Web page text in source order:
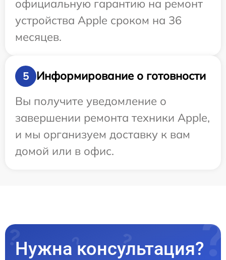
официальную гарантию на ремонт
устройства Apple сроком на 36
месяцев.
5
Информирование о готовности
Вы получите уведомление о
завершении ремонта техники Apple,
и мы организуем доставку к вам
домой или в офис.
Нужна консультация?